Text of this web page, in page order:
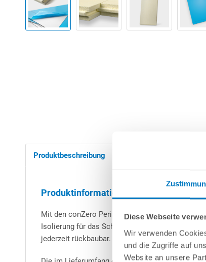
Diese Webseite
Wir verwenden
und die Zugriffe auf
Website an unsere
Produktbeschreibung
Produktinformationen "conZero-Set
Mit den conZero Perimeter-Hartschaumplatten
Isolierung für das Schwimmbecken. Die Platten
jederzeit rückbaubar.